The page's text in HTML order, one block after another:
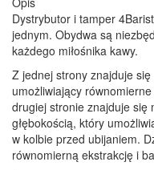
Dystrybutor i tamper
jednym. Obydwa są
każdego miłośnika kawy.
Z jednej strony znajduje
umożliwiający
drugiej stronie znajduje się
głębokością, który
w kolbie przed ubijaniem.
równomierną ekstrakcję i